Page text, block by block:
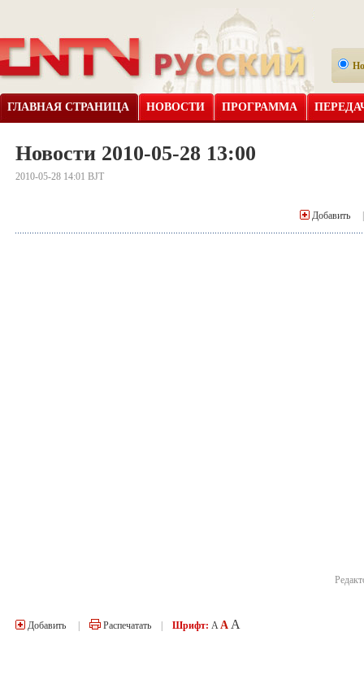
ГЛАВНАЯ СТРАНИЦА НОВОСТИ ПРОГРАММА
Новости 2010-05-28 13:00
2010-05-28 14:01 BJT
Добавить
Добавить Распечатать Шрифт: A A A